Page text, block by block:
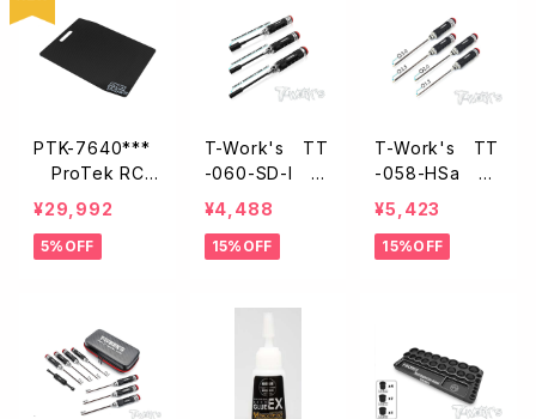
PTK-7640***
ProTek RC
カーボンセット
アップボード【ブ
ラック/485x37
¥29,992
5%OFF
T-Work's TT
-060-SD-I イ
ンチサイズソケッ
トレンチセット
【3/16・1/4・ 11/3
¥4,488
15%OFF
T-Work's TT
-058-HSa T-
Work's六角レ
ンチセット【1.5/
2.0/2.5/3.0m
¥5,423
15%OFF